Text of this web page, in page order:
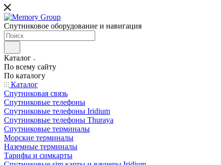
Спутниковое оборудование и навигация
Каталог
По всему сайту
По каталогу
Каталог
Спутниковая связь
Спутниковые телефоны
Спутниковые телефоны Iridium
Спутниковые телефоны Thuraya
Спутниковые терминалы
Морские терминалы
Наземные терминалы
Тарифы и симкарты